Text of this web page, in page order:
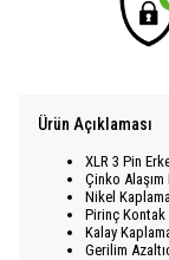
Ürün Açıklaması
XLR 3 Pin
Çinko
Nikel
Pirinç Kontak
Kalay
Gerilim